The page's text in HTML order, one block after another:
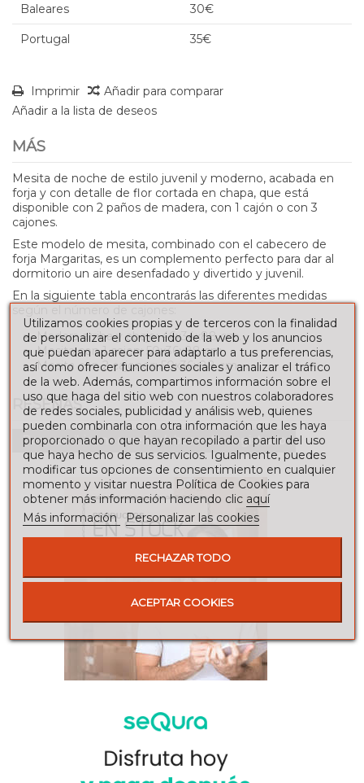
Baleares 30€
Portugal 35€
Imprimir
Añadir para comparar
Añadir a la lista de deseos
MÁS
Mesita de noche de estilo juvenil y moderno, acabada en
forja y con detalle de flor cortada en chapa, que está
disponible con 2 paños de madera, con 1 cajón o con 3
cajones.
Este modelo de mesita, combinado con el cabecero de
forja Margaritas, es un complemento perfecto para dar al
dormitorio un aire desenfadado y divertido y juvenil.
En la siguiente tabla encontrarás las diferentes medidas
Madera arriba y abajo: 46x34x88 cm.
Mesita con 1 cajon:50x36x88 cm
Mesita con 2 cajones:50x36x88 cm
RESEÑAS
Para escribir una reseña debes estar registrado
Utilizamos cookies propias y de terceros con la finalidad
de personalizar el contenido de la web y los anuncios
que puedan aparecer para adaptarlo a tus preferencias,
así como ofrecer funciones sociales y analizar el tráfico
de la web. Además, compartimos información sobre el
uso que haga del sitio web con nuestros colaboradores
de redes sociales, publicidad y análisis web, quienes
pueden combinarla con otra información que les haya
proporcionado o que hayan recopilado a partir del uso
que haya hecho de sus servicios. Igualmente, puedes
modificar tus opciones de consentimiento en cualquier
momento y visitar nuestra Política de Cookies para
obtener más información haciendo clic aquí
Más información Personalizar las cookies
RECHAZAR TODO
ACEPTAR COOKIES